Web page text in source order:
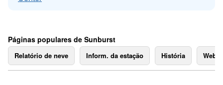
Páginas populares de Sunburst
Relatório de neve Inform. da estação História